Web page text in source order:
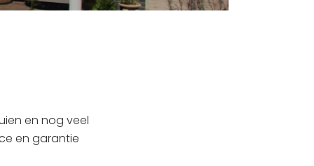
en nog veel
en garantie